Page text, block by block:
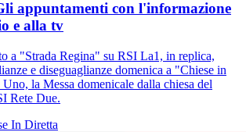
appuntamenti con l'informazione
e alla tv
a "Strada Regina" su RSI La1, in replica,
e diseguaglianze domenica a "Chiese in
la Messa domenicale dalla chiesa del
Rete Due.
In Diretta